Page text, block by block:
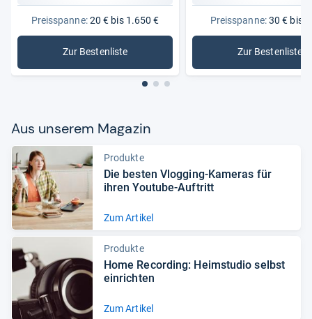
Preisspanne:20 € bis 1.650 €
Zur Bestenliste
: Mikrofone
Preisspanne:30 € bis
Zur Bestenliste
: USB-
Aus unse­rem Maga­zin
Produkte
Die bes­ten Vlog­ging-​Kame­ras für
ihren You­tube-​Auf­tritt
Zum Artikel
Produkte
Home Recor­ding: Heim­stu­dio selbst
ein­rich­ten
Zum Artikel